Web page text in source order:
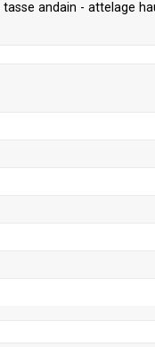
andain - attelage